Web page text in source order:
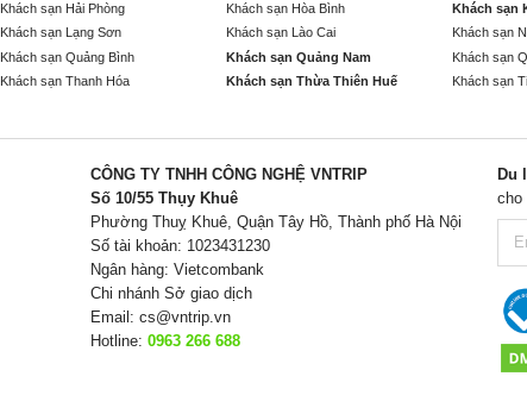
Khách sạn Hải Phòng Khách sạn Hòa Bình Khách sạn
Khách sạn Lạng Sơn Khách sạn Lào Cai Khách sạn
Khách sạn Quảng Bình Khách sạn Quảng Nam Khách sạn
Khách sạn Thanh Hóa Khách sạn Thừa Thiên Huế Khách sạn
CÔNG TY TNHH CÔNG NGHỆ VNTRIP
Số 10/55 Thụy Khuê
Phường Thuỵ Khuê, Quận Tây Hồ, Thành phố Hà Nội
Số tài khoản: 1023431230
Ngân hàng: Vietcombank
Chi nhánh Sở giao dịch
Email: cs@vntrip.vn
Hotline: 0963 266 688
Du
cho